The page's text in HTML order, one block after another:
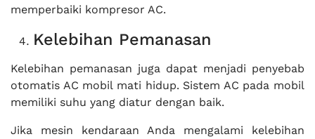
memperbaiki kompresor AC.
Kelebihan Pemanasan
Kelebihan pemanasan juga dapat menjadi penyebab
otomatis AC mobil mati hidup. Sistem AC pada mobil
memiliki suhu yang diatur dengan baik.
Jika mesin kendaraan Anda mengalami kelebihan